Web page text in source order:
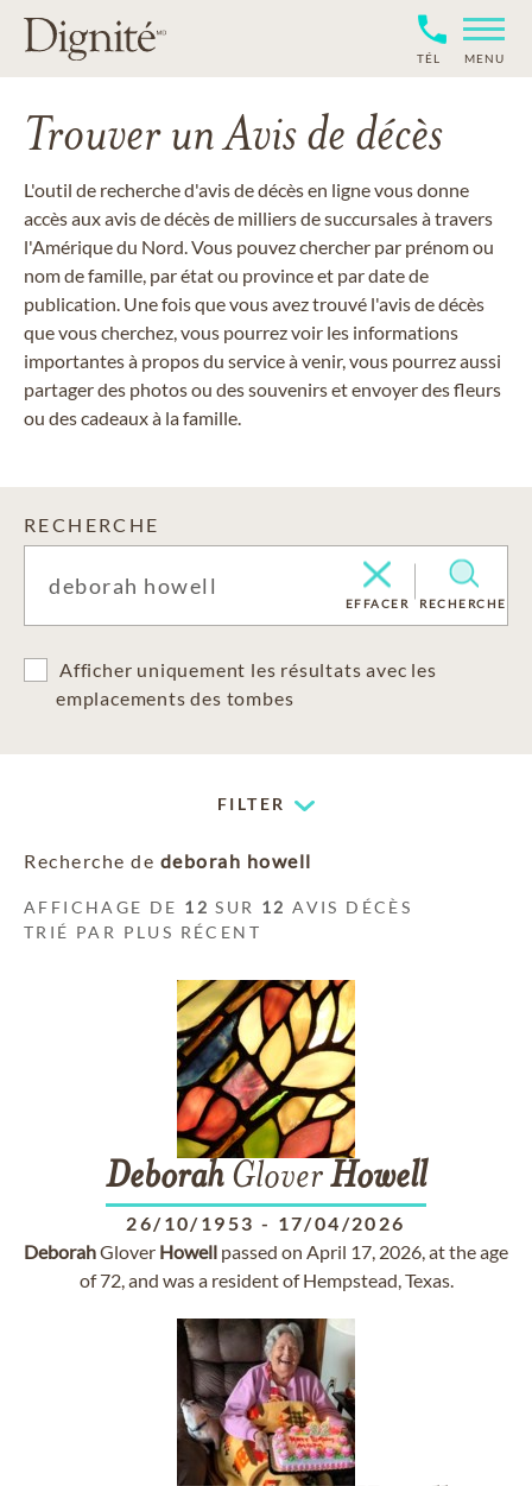
TÉL MENU
Trouver un Avis de décès
L'outil de recherche d'avis de décès en ligne vous donne
accès aux avis de décès de milliers de succursales à travers
l'Amérique du Nord. Vous pouvez chercher par prénom ou
nom de famille, par état ou province et par date de
publication. Une fois que vous avez trouvé l'avis de décès
que vous cherchez, vous pourrez voir les informations
importantes à propos du service à venir, vous pourrez aussi
partager des photos ou des souvenirs et envoyer des fleurs
ou des cadeaux à la famille.
RECHERCHE
EFFACER RECHERCHE
Afficher uniquement les résultats avec les
emplacements des tombes
FILTER
Recherche de deborah howell
AFFICHAGE DE 12 SUR 12 AVIS DÉCÈS
TRIÉ PAR PLUS RÉCENT
DeborahGloverHowell
26/10/1953 - 17/04/2026
DeborahGlover Howell passed on April 17, 2026, at the age
of 72, and was a resident of Hempstead, Texas.